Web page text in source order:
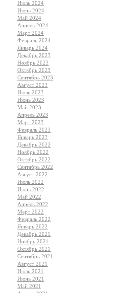
Июль 2024
Июнь 2024
Май 2024
Апрель 2024
Март 2024
Февраль 2024
Январь 2024
Декабрь 2023
Ноябрь 2023
Октябрь 2023
Сентябрь 2023
Август 2023
Июль 2023
Июнь 2023
Май 2023
Апрель 2023
Март 2023
Февраль 2023
Январь 2023
Декабрь 2022
Ноябрь 2022
Октябрь 2022
Сентябрь 2022
Август 2022
Июль 2022
Июнь 2022
Май 2022
Апрель 2022
Март 2022
Февраль 2022
Январь 2022
Декабрь 2021
Ноябрь 2021
Октябрь 2021
Сентябрь 2021
Август 2021
Июль 2021
Июнь 2021
Май 2021